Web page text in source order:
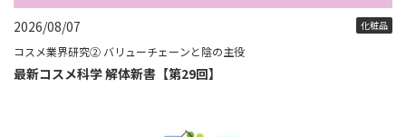
2026/08/07 化粧品
コスメ業界研究② バリューチェーンと陰の主役
最新コスメ科学 解体新書【第29回】